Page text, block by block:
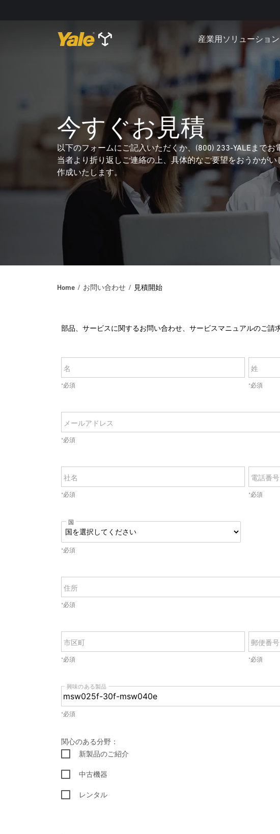
産業用ソリューション
今すぐお見積
以下のフォームにご記入いただくか、(800) 233-YALEまでお
当者より折り返しご連絡の上、具体的なご要望をおうかがい
作成いたします。
Home お問い合わせ 見積開始
部品、サービスに関するお問い合わせ、サービスマニュアルのご請求
名
*必須
姓
*必須
メールアドレス
*必須
社名
*必須
電話番号
*必須
国
*必須
住所
*必須
市区町
*必須
郵便番号
*必須
興味のある製品
*必須
関心のある分野：
新製品のご紹介
中古機器
レンタル